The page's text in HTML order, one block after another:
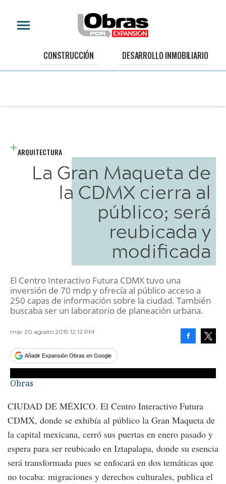
CONSTRUCCIÓN DESARROLLO INMOBILIARIO
ARQUITECTURA
La Gran Maqueta de
la CDMX cierra al
público; será
reubicada y
modificada
El Centro Interactivo Futura CDMX tuvo una
inversión de 70 mdp y ofrecía al público acceso a
250 capas de información sobre la ciudad. También
buscaba ser un laboratorio de planeación urbana.
mar 20 agosto 2019 12:12 PM
Añadir Expansión Obras en Google
Obras
CIUDAD DE MÉXICO. El Centro Interactivo Futura
CDMX, donde se exhibía al público la Gran Maqueta de
la capital mexicana, cerró sus puertas en enero pasado y
espera para ser reubicado en Iztapalapa, donde su esencia
será transformada pues se enfocará en dos temáticas que
no tocaba: migraciones y derechos culturales, publica el